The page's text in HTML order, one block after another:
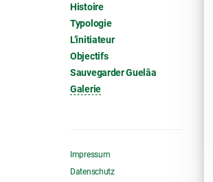
Histoire
Typologie
L’initiateur
Objectifs
Sauvegarder Guelâa
Galerie
Impressum
Datenschutz